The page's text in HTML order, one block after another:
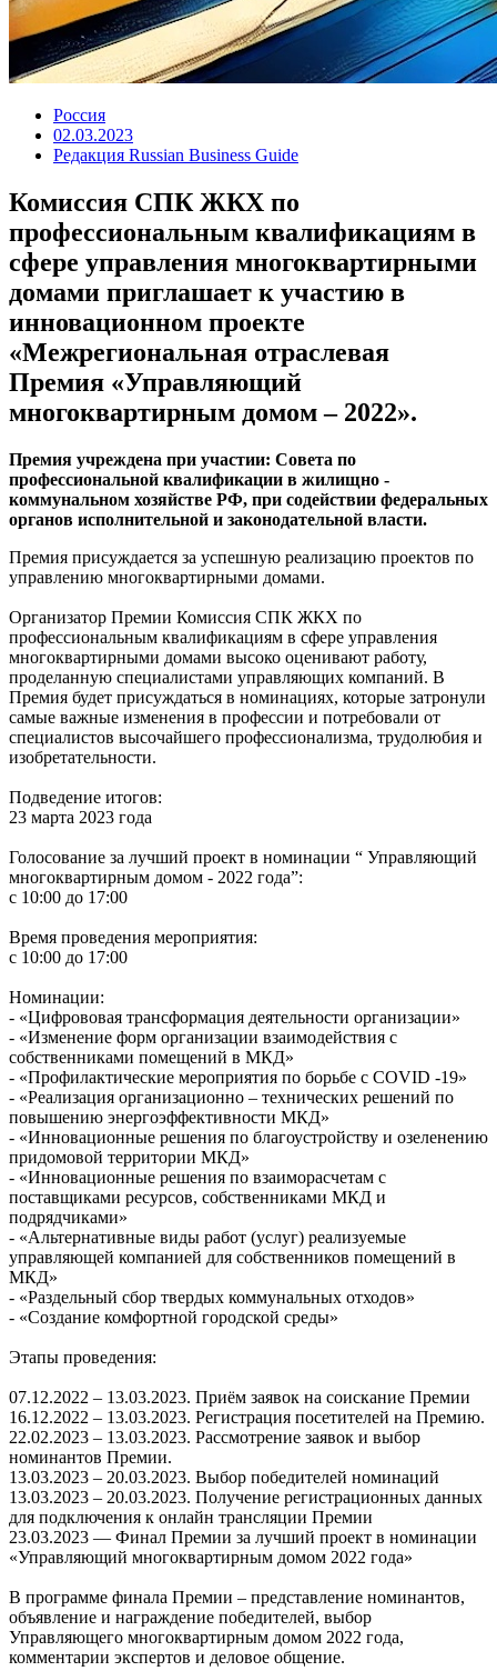
Россия
02.03.2023
Редакция Russian Business Guide
Комиссия СПК ЖКХ по
профессиональным квалификациям в
сфере управления многоквартирными
домами приглашает к участию в
инновационном проекте
«Межрегиональная отраслевая
Премия «Управляющий
многоквартирным домом – 2022».
Премия учреждена при участии: Совета по
профессиональной квалификации в жилищно -
коммунальном хозяйстве РФ, при содействии федеральных
органов исполнительной и законодательной власти.
Премия присуждается за успешную реализацию проектов по
управлению многоквартирными домами.
Организатор Премии Комиссия СПК ЖКХ по
профессиональным квалификациям в сфере управления
многоквартирными домами высоко оценивают работу,
проделанную специалистами управляющих компаний. В
Премия будет присуждаться в номинациях, которые затронули
самые важные изменения в профессии и потребовали от
специалистов высочайшего профессионализма, трудолюбия и
изобретательности.
Подведение итогов:
23 марта 2023 года
Голосование за лучший проект в номинации “ Управляющий
многоквартирным домом - 2022 года”:
с 10:00 до 17:00
Время проведения мероприятия:
с 10:00 до 17:00
Номинации:
- «Цифрововая трансформация деятельности организации»
- «Изменение форм организации взаимодействия с
собственниками помещений в МКД»
- «Профилактические мероприятия по борьбе с COVID -19»
- «Реализация организационно – технических решений по
повышению энергоэффективности МКД»
- «Инновационные решения по благоустройству и озеленению
придомовой территории МКД»
- «Инновационные решения по взаиморасчетам с
поставщиками ресурсов, собственниками МКД и
подрядчиками»
- «Альтернативные виды работ (услуг) реализуемые
управляющей компанией для собственников помещений в
МКД»
- «Раздельный сбор твердых коммунальных отходов»
- «Создание комфортной городской среды»
Этапы проведения:
07.12.2022 – 13.03.2023. Приём заявок на соискание Премии
16.12.2022 – 13.03.2023. Регистрация посетителей на Премию.
22.02.2023 – 13.03.2023. Рассмотрение заявок и выбор
номинантов Премии.
13.03.2023 – 20.03.2023. Выбор победителей номинаций
13.03.2023 – 20.03.2023. Получение регистрационных данных
для подключения к онлайн трансляции Премии
23.03.2023 — Финал Премии за лучший проект в номинации
«Управляющий многоквартирным домом 2022 года»
В программе финала Премии – представление номинантов,
объявление и награждение победителей, выбор
Управляющего многоквартирным домом 2022 года,
комментарии экспертов и деловое общение.